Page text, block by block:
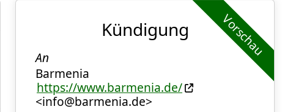
Vorschau
Kündigung
An
Barmenia
https://www.barmenia.de/
<info@barmenia.de>